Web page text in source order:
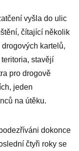
vyšla do ulic
čítající několik
kartelů,
stavějí
pro drogově
jeden
na útěku.
dokonce
čtyři roky se